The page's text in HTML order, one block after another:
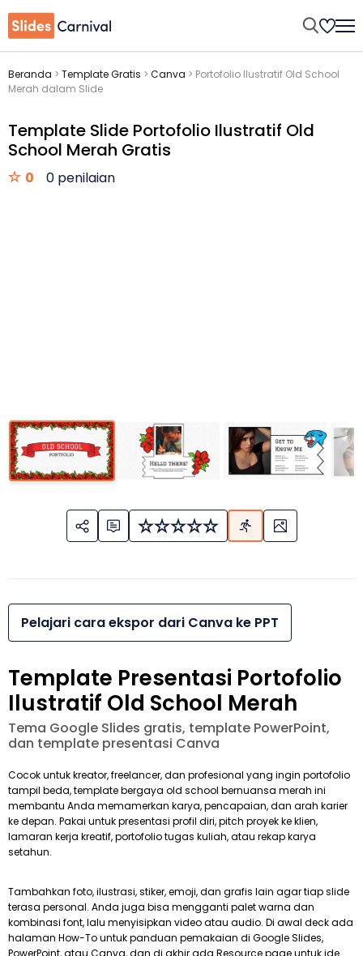
Beranda > Template Gratis > Canva > Portofolio Ilustratif Old School
Merah dalam Slide
Template Slide Portofolio Ilustratif Old
School Merah Gratis
0 0 penilaian
Pelajari cara ekspor dari Canva ke PPT
Template Presentasi Portofolio
Ilustratif Old School Merah
Tema Google Slides gratis, template PowerPoint,
dan template presentasi Canva
Cocok untuk kreator, freelancer, dan profesional yang ingin portofolio
tampil beda, template bergaya old school bernuansa merah ini
membantu Anda memamerkan karya, pencapaian, dan arah karier
ke depan. Pakai untuk presentasi profil diri, pitch proyek ke klien,
lamaran kerja kreatif, portofolio tugas kuliah, atau rekap karya
setahun.
Tambahkan foto, ilustrasi, stiker, emoji, dan grafis lain agar tiap slide
terasa personal. Anda juga bisa mengganti palet warna dan
kombinasi font, lalu menyisipkan video atau audio. Di awal deck ada
halaman How-To untuk panduan pemakaian di Google Slides,